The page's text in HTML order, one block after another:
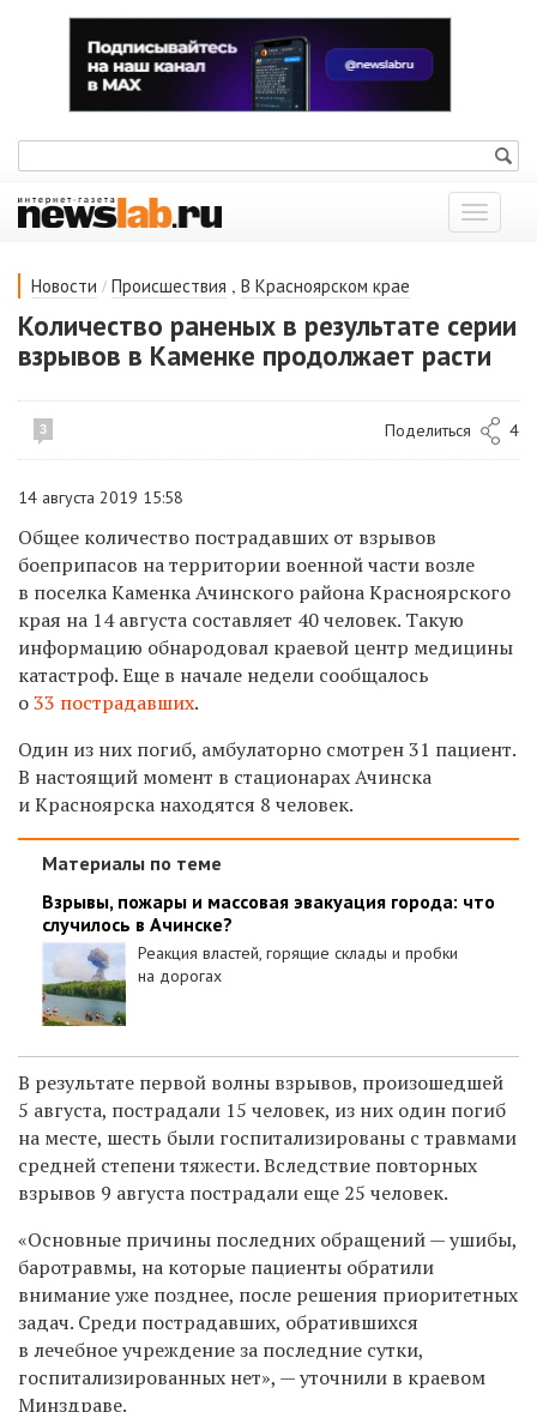
Показать
меню
Новости / Происшествия , В Красноярском крае
Количество раненых в результате серии
взрывов в Каменке продолжает расти
3 Поделиться 4
14 августа 2019 15:58
Общее количество пострадавших от взрывов
боеприпасов на территории военной части возле
в поселка Каменка Ачинского района Красноярского
края на 14 августа составляет 40 человек. Такую
информацию обнародовал краевой центр медицины
катастроф. Еще в начале недели сообщалось
о33 пострадавших.
Один из них погиб, амбулаторно смотрен 31 пациент.
В настоящий момент в стационарах Ачинска
и Красноярска находятся 8 человек.
Материалы по теме
Взрывы, пожары и массовая эвакуация города: что
случилось в Ачинске?
Реакция властей, горящие склады и пробки
на дорогах
В результате первой волны взрывов, произошедшей
5 августа, пострадали 15 человек, из них один погиб
на месте, шесть были госпитализированы с травмами
средней степени тяжести. Вследствие повторных
взрывов 9 августа пострадали еще 25 человек.
«Основные причины последних обращений — ушибы,
баротравмы, на которые пациенты обратили
внимание уже позднее, после решения приоритетных
задач. Среди пострадавших, обратившихся
в лечебное учреждение за последние сутки,
госпитализированных нет», — уточнили в краевом
Минздраве.